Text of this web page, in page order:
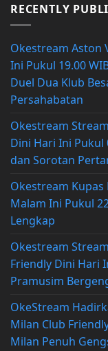
RECENTLY
Okestream Aston
Ini Pukul 19.00
Duel Dua Klub
Persahabatan
Okestream
Dini Hari Ini Pukul
dan Sorotan
Okestream Kupas
Malam Ini Pukul
Lengkap
Okestream
Friendly Dini Hari
Pramusim
OkeStream
Milan Club
Milan Penuh